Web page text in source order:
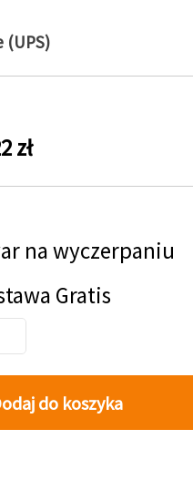
(UPS)
zł
na wyczerpaniu
Gratis
do koszyka